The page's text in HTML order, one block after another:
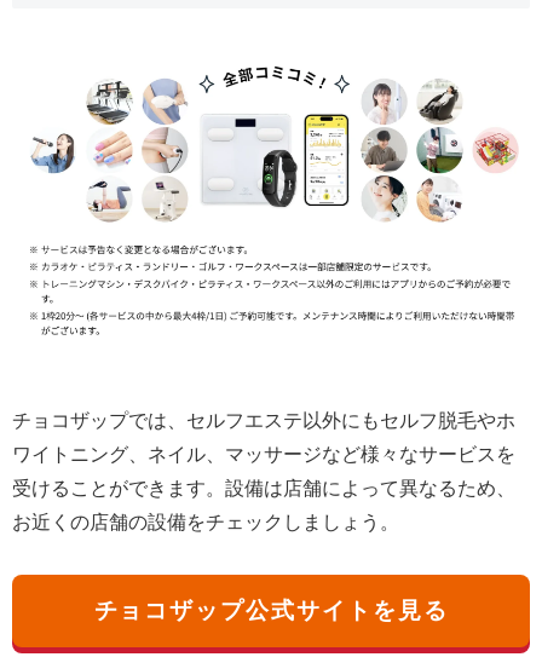
チョコザップでは、セルフエステ以外にもセルフ脱毛やホ
ワイトニング、ネイル、マッサージなど様々なサービスを
受けることができます。設備は店舗によって異なるため、
お近くの店舗の設備をチェックしましょう。
チョコザップ公式サイトを見る